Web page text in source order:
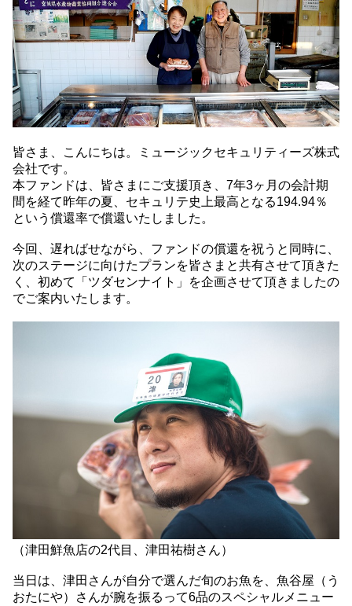
皆さま、こんにちは。ミュージックセキュリティーズ株式
会社です。
本ファンドは、皆さまにご支援頂き、7年3ヶ月の会計期
間を経て昨年の夏、セキュリテ史上最高となる194.94％
という償還率で償還いたしました。
今回、遅ればせながら、ファンドの償還を祝うと同時に、
次のステージに向けたプランを皆さまと共有させて頂きた
く、初めて「ツダセンナイト」を企画させて頂きましたの
でご案内いたします。
（津田鮮魚店の2代目、津田祐樹さん）
当日は、津田さんが自分で選んだ旬のお魚を、魚谷屋（う
おたにや）さんが腕を振るって6品のスペシャルメニュー